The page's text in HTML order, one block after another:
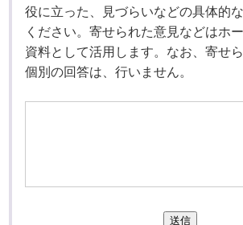
役に立った、見づらいなどの具体的
ください。寄せられた意見などはホ
資料として活用します。なお、寄せ
個別の回答は、行いません。
送信